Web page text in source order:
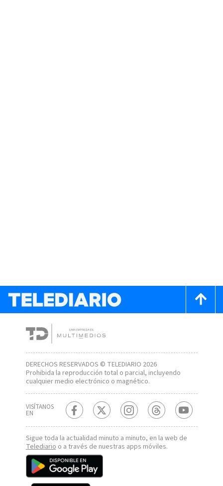
DERECHOS RESERVADOS © TELEDIARIO 2026
Prohibida la reproducción total o parcial, incluyendo
cualquier medio electrónico o magnético.
VISÍTANOS
EN
Sigue toda la actualidad minuto a minuto, en la web de
Telediarioo a través de nuestras apps móviles.